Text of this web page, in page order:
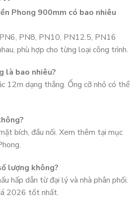
Phong 900mm có bao nhiêu
PN8, PN10, PN12.5, PN16
phù hợp cho từng loại công trình.
là bao nhiêu?
12m dạng thẳng. Ống cỡ nhỏ có thể
bích, đầu nối. Xem thêm tại mục
lượng không?
hấp dẫn từ đại lý và nhà phân phối.
2026 tốt nhất.